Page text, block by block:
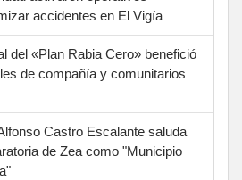
accidentes en El Vigía
del «Plan Rabia Cero» benefició
de compañía y comunitarios
Castro Escalante saluda
de Zea como "Municipio